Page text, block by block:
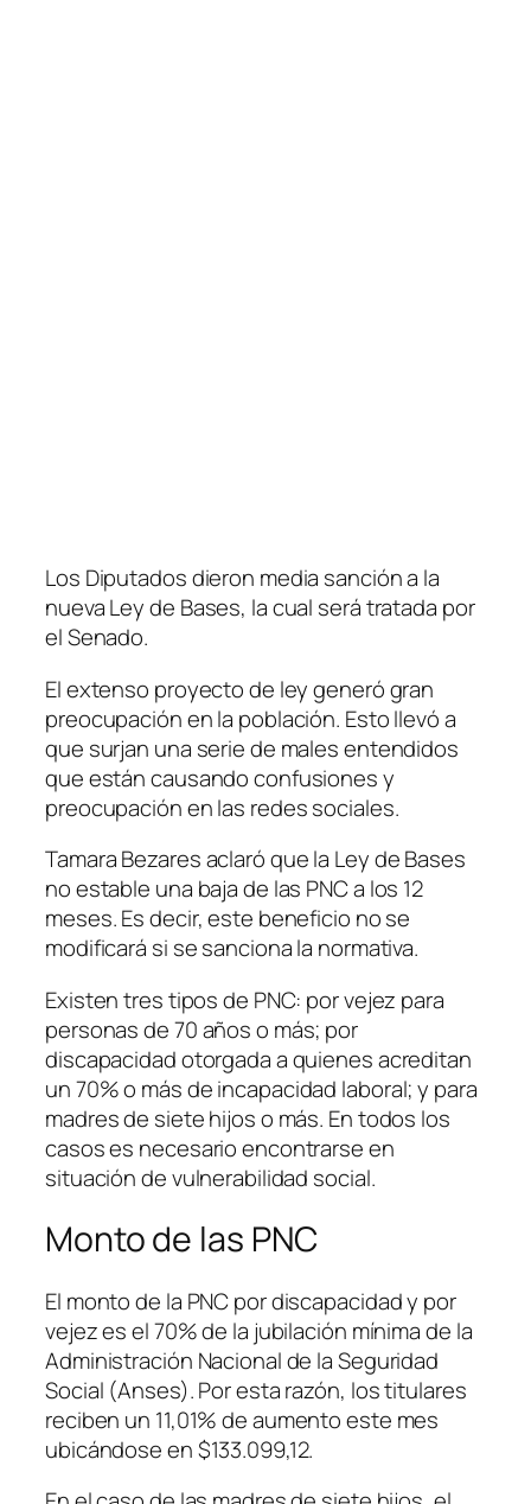
Los Diputados dieron media sanción a la
nueva Ley de Bases, la cual será tratada por
el Senado.
El extenso proyecto de ley generó gran
preocupación en la población. Esto llevó a
que surjan una serie de males entendidos
que están causando confusiones y
preocupación en las redes sociales.
Tamara Bezares aclaró que la Ley de Bases
no estable una baja de las PNC a los 12
meses. Es decir, este beneficio no se
modificará si se sanciona la normativa.
Existen tres tipos de PNC: por vejez para
personas de 70 años o más; por
discapacidad otorgada a quienes acreditan
un 70% o más de incapacidad laboral; y para
madres de siete hijos o más. En todos los
casos es necesario encontrarse en
situación de vulnerabilidad social.
Monto de las PNC
El monto de la PNC por discapacidad y por
vejez es el 70% de la jubilación mínima de la
Administración Nacional de la Seguridad
Social (Anses). Por esta razón, los titulares
reciben un 11,01% de aumento este mes
ubicándose en $133.099,12.